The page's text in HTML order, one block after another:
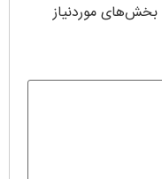
بخش‌های موردنیاز